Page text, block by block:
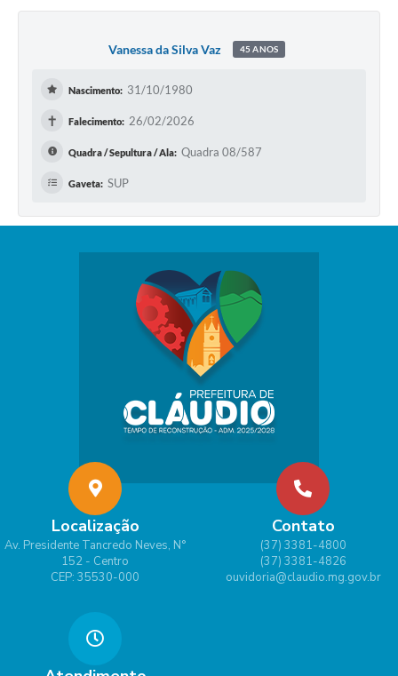
Vanessa da Silva Vaz 45 ANOS
Nascimento: 31/10/1980
✝ Falecimento: 26/02/2026
Quadra / Sepultura / Ala: Quadra 08/587
Gaveta: SUP
Localização
Av. Presidente Tancredo Neves, N°
152 - Centro
CEP: 35530-000
Contato
(37) 3381-4800
(37) 3381-4826
ouvidoria@claudio.mg.gov.br